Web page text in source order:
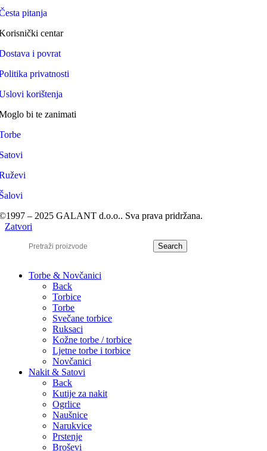
pitanja
centar
i povrat
privatnosti
korištenja
bi te zanimati
– 2025 GALANT d.o.o.. Sva prava pridržana.
Zatvori
Search
Torbe & Novčanici
Back
Torbice
Torbe
Svečane torbice
Ruksaci
Kožne torbe / torbice
Ljetne torbe i torbice
Novčanici
Nakit & Satovi
Back
Kutije za nakit
Ogrlice
Naušnice
Narukvice
Prstenje
Broševi